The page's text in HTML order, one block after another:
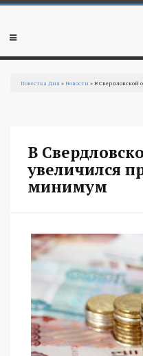
Перейти к основному содержанию
Мобильное
Повестка Дня »Новости » В
В
увеличился
минимум